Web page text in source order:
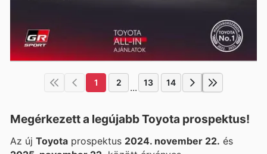
1 2 ... 13 14
Megérkezett a legújabb Toyota prospektus!
Az új Toyota prospektus 2024. november 22. és